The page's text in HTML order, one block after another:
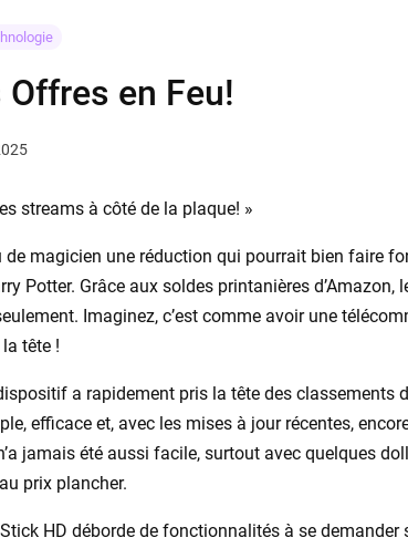
en Feu!
streams à côté de la plaque! »
magicien une réduction qui pourrait bien faire
Potter. Grâce aux soldes printanières d’Amazon,
Imaginez, c’est comme avoir une
tête !
a rapidement pris la tête des classements
efficace et, avec les mises à jour récentes,
jamais été aussi facile, surtout avec quelques
prix plancher.
Stick HD déborde de fonctionnalités à se